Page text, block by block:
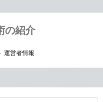
の紹介
運営者情報